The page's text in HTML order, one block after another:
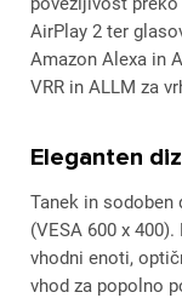
AirPlay 2 ter
Amazon Alexa in
VRR in ALLM za
Eleganten
Tanek in
(VESA 600 x
vhodni enoti,
vhod za popolno